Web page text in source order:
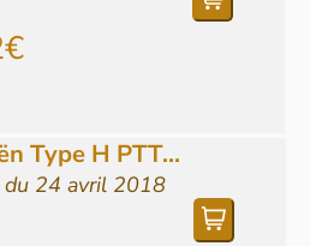
Type H PTT...
du 24 avril 2018